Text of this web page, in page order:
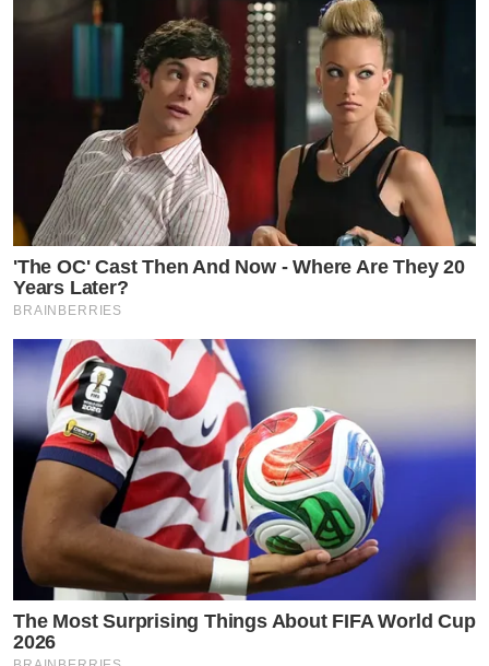
-มีพูดท้ายคลิป พูดว่าสามีนางเอก และมีคำว่า”เอียงซ้าย”
นึกถึงอยู่คนเดียวเลย
-เอียงซ้ายนี่รู้เลย แต่คือเวลาลงคลิปแต่ละทีดูรักครอบครัว
มากไม่น่าเชื่อ รอติดตามต่อไปว่าจริงรึไม่จริง
-รู้จากคอมเม้นท์นี่แหล่ะเรา โยกซ้าย..ไม่น่าเชื่อดูนางรักลูก
รักเมียมาก และนางเอกคนนี้คือสวยน่ารักมากๆๆ ขนาดสวย
ขนาดนี้ยังไม่รอด เห้อออ
'The OC' Cast Then And Now - Where Are They 20
Years Later?
BRAINBERRIES
The Most Surprising Things About FIFA World Cup
2026